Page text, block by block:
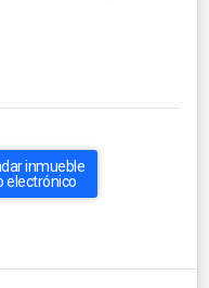
inmueble
electrónico